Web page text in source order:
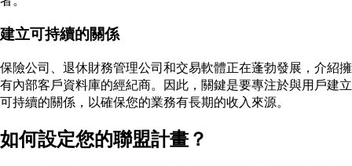
建立可持續的關係
保險公司、退休財務管理公司和交易軟體正在蓬勃發展，介紹擁
有內部客戶資料庫的經紀商。因此，關鍵是要專注於與用戶建立
可持續的關係，以確保您的業務有長期的收入來源。
如何設定您的聯盟計畫？